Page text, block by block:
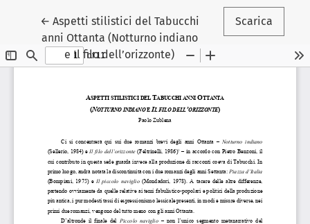
← Ritorna ai dettagli dell'articolo
Aspetti stilistici del Tabucchi
anni Ottanta (Notturno indiano
e Il filo dell’orizzonte)
Scarica